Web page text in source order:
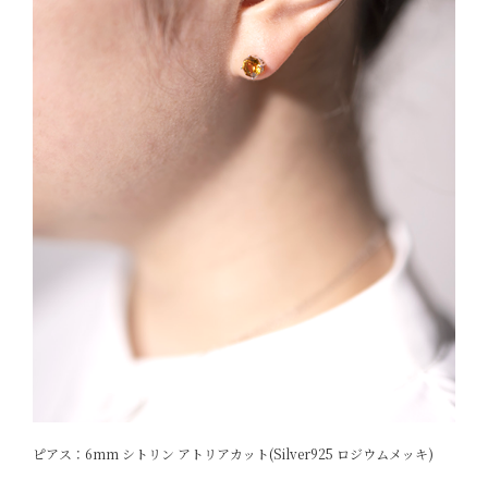
ピアス：6mm シトリン アトリアカット(Silver925 ロジウムメッキ)